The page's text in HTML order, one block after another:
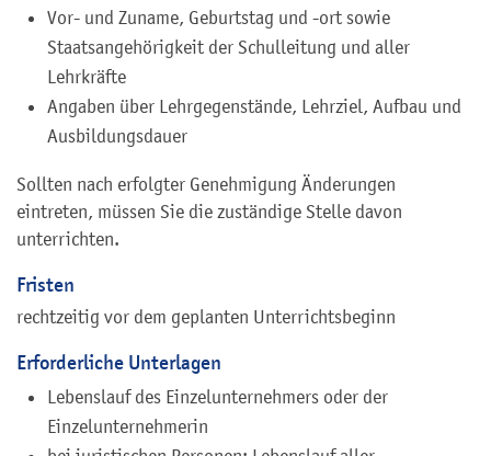
Vor- und Zuname, Geburtstag und -ort sowie
Staatsangehörigkeit der Schulleitung und aller
Lehrkräfte
Angaben über Lehrgegenstände, Lehrziel, Aufbau und
Ausbildungsdauer
Sollten nach erfolgter Genehmigung Änderungen
eintreten, müssen Sie die zuständige Stelle davon
unterrichten.
Fristen
rechtzeitig vor dem geplanten Unterrichtsbeginn
Erforderliche Unterlagen
Lebenslauf des Einzelunternehmers oder der
Einzelunternehmerin